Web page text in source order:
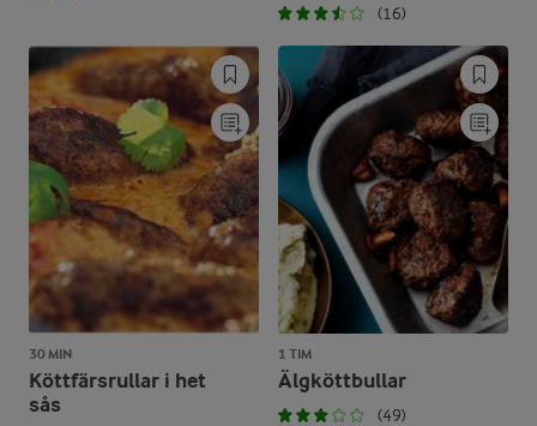
(16)
30 MIN
Köttfärsrullar i het
sås
1 TIM
Älgköttbullar
(49)